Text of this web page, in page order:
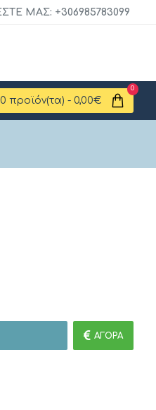
ΜΑΣ: +306985783099
0 προϊόν(τα) - 0,00€
0
ΑΓΟΡΆ